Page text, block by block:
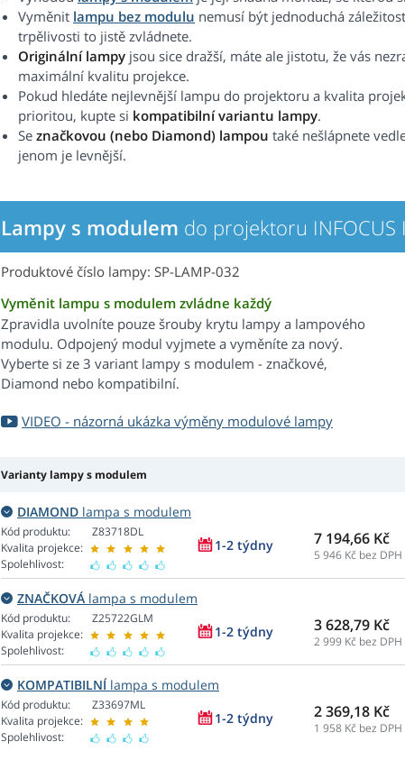
Vyměnit lampu bez modulu nemusí být jednoduchá
trpělivosti to jistě zvládnete.
Originální lampy jsou sice dražší, máte ale jistotu, že vás
maximální kvalitu projekce.
Pokud hledáte nejlevnější lampu do projektoru a kvalita
prioritou, kupte si kompatibilní variantu lampy.
Se značkovou (nebo Diamond) lampou také nešlápnete
jenom je levnější.
Lampy s modulem do projektoru INFOCUS
Produktové číslo lampy: SP-LAMP-032
Vyměnit lampu s modulem zvládne každý
Zpravidla uvolníte pouze šrouby krytu lampy a lampového
modulu. Odpojený modul vyjmete a vyměníte za nový.
Vyberte si ze 3 variant lampy s modulem - značkové,
Diamond nebo kompatibilní.
VIDEO - názorná ukázka výměny modulové lampy
Varianty lampy s modulem
DIAMOND lampa s modulem
Kód produktu:
Kvalita projekce:
Spolehlivost:
Z83718DL
1-2 týdny 7 194,66 Kč
5 946 Kč bez DPH
ZNAČKOVÁ lampa s modulem
Kód produktu:
Kvalita projekce:
Spolehlivost:
Z25722GLM
1-2 týdny 3 628,79 Kč
2 999 Kč bez DPH
KOMPATIBILNÍlampa s modulem
Kód produktu:
Kvalita projekce:
Spolehlivost:
Z33697ML
1-2 týdny 2 369,18 Kč
1 958 Kč bez DPH